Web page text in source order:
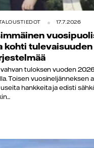
17.7.2026
kohti tulevaisuuden
tuloksen vuoden
Toisen vuosineljänneksen
hankkeita ja edisti